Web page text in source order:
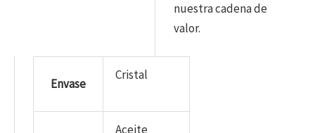
nuestra cadena de
valor.
Envase
Cristal
Aceite